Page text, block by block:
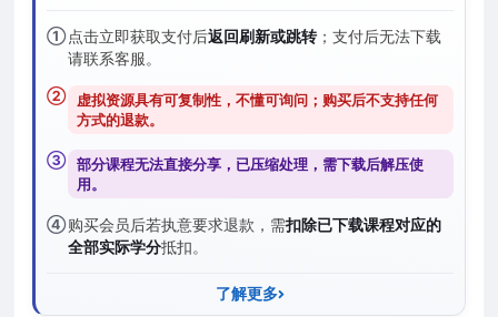
①点击立即获取支付后返回刷新或跳转；支付后无法下载
请联系客服。
② 虚拟资源具有可复制性，不懂可询问；购买后不支持任何
方式的退款。
③ 部分课程无法直接分享，已压缩处理，需下载后解压使
用。
④购买会员后若执意要求退款，需扣除已下载课程对应的
全部实际学分抵扣。
了解更多